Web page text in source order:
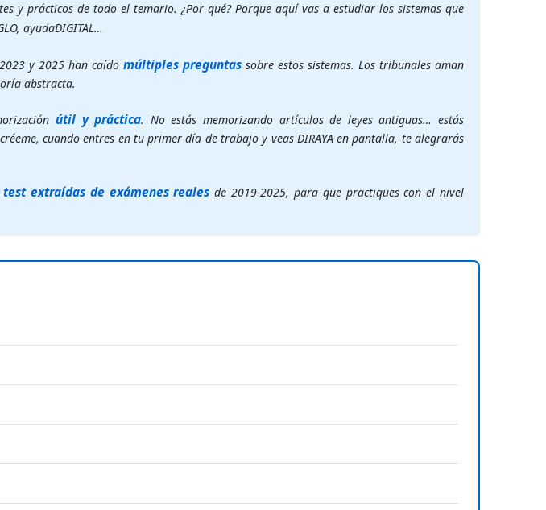
y prácticos de todo el temario. ¿Por qué? Porque aquí vas a estudiar los sistemas que
ayudaDIGITAL…
y 2025 han caídomúltiples preguntas sobre estos sistemas. Los tribunales aman
abstracta.
útil y práctica. No estás memorizando artículos de leyes antiguas… estás
cuando entres en tu primer día de trabajo y veas DIRAYA en pantalla, te alegrarás
extraídas de exámenes reales de 2019-2025, para que practiques con el nivel